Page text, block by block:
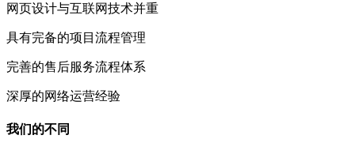
网页设计与互联网技术并重
具有完备的项目流程管理
完善的售后服务流程体系
深厚的网络运营经验
我们的不同